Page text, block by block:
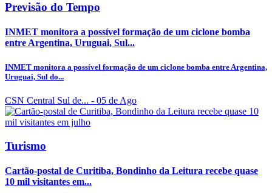
Previsão do Tempo
INMET monitora a possível formação de um ciclone bomba
entre Argentina, Uruguai, Sul...
INMET monitora a possível formação de um ciclone bomba entre Argentina,
Uruguai, Sul do...
CSN Central Sul de... - 05 de Ago
Turismo
Cartão-postal de Curitiba, Bondinho da Leitura recebe quase
10 mil visitantes em...